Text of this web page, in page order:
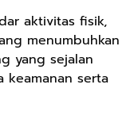
aktivitas fisik,
menumbuhkan
yang sejalan
keamanan serta